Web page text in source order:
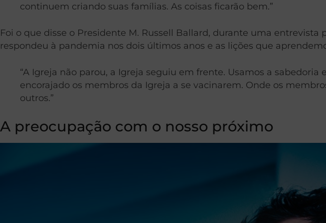
continuem criando suas famílias. As coisas ficarão bem.”
Foi o que disse o Presidente M. Russell Ballard, durante uma
respondeu à pandemia nos dois últimos anos e as lições que
“A Igreja não parou, a Igreja seguiu em frente. Usamos a
encorajado os membros da Igreja a se vacinarem. Onde os
outros.”
A preocupação com o nosso próximo